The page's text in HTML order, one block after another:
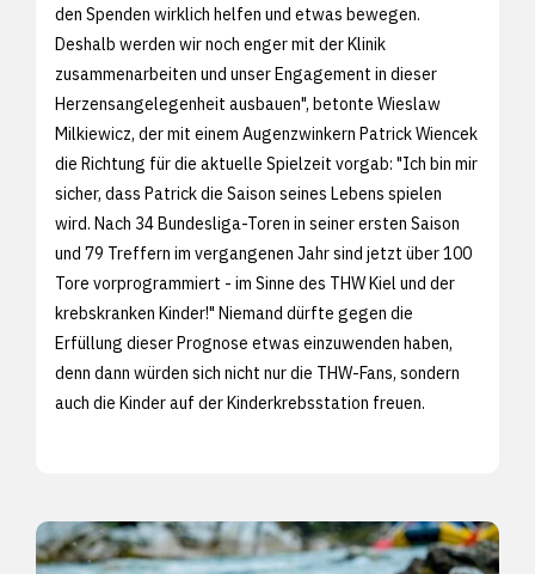
den Spenden wirklich helfen und etwas bewegen.
Deshalb werden wir noch enger mit der Klinik
zusammenarbeiten und unser Engagement in dieser
Herzensangelegenheit ausbauen", betonte Wieslaw
Milkiewicz, der mit einem Augenzwinkern Patrick Wiencek
die Richtung für die aktuelle Spielzeit vorgab: "Ich bin mir
sicher, dass Patrick die Saison seines Lebens spielen
wird. Nach 34 Bundesliga-Toren in seiner ersten Saison
und 79 Treffern im vergangenen Jahr sind jetzt über 100
Tore vorprogrammiert - im Sinne des THW Kiel und der
krebskranken Kinder!" Niemand dürfte gegen die
Erfüllung dieser Prognose etwas einzuwenden haben,
denn dann würden sich nicht nur die THW-Fans, sondern
auch die Kinder auf der Kinderkrebsstation freuen.